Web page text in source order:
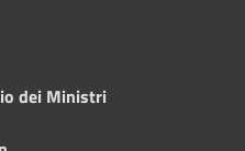
dei Ministri